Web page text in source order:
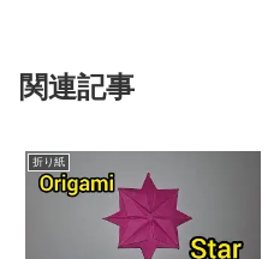
関連記事
折り紙